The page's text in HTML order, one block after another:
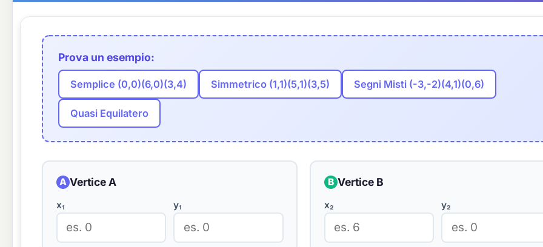
Prova un esempio:
Semplice (0,0)(6,0)(3,4) Simmetrico (1,1)(5,1)(3,5) Segni Misti (-3,-2)(4,1)(0,6)
Quasi Equilatero
A Vertice A
x₁ y₁
B Vertice B
x₂ y₂